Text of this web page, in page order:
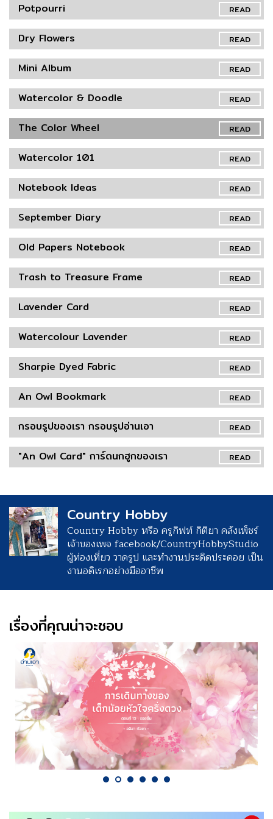
READ
Potpourri
READ
Dry Flowers
READ
Mini Album
READ
Watercolor & Doodle
READ
The Color Wheel
READ
Watercolor 101
READ
Notebook Ideas
READ
September Diary
READ
Old Papers Notebook
READ
Trash to Treasure Frame
READ
Lavender Card
READ
Watercolour Lavender
READ
Sharpie Dyed Fabric
READ
An Owl Bookmark
READ
กรอบรูปของเรา กรอบรูปอ่านเอา
READ
"An Owl Card" การ์ดนกฮูกของเรา
Country Hobby
Country Hobby หรือ ครูกิฟท์ กิติยา คลังเพ็ชร์
เจ้าของเพจ facebook/CountryHobbyStudio
ผู้ท่องเที่ยว วาดรูป และทำงานประดิดประดอย เป็น
งานอดิเรกอย่างมืออาชีพ
เรื่องที่คุณน่าจะชอบ